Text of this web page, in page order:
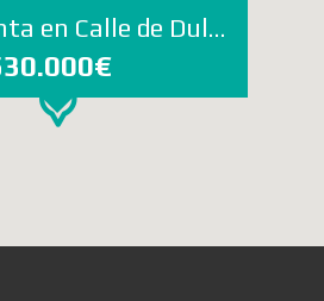
Piso en venta en Calle de Dulce Chacón 17, Virgen del Cortijo